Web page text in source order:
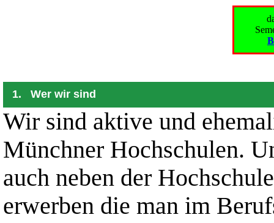
1. Wer wir sind
Wir sind aktive und
Münchner Hochschulen.
auch neben der
erwerben die man im